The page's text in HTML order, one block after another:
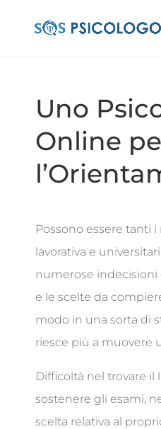
Uno
Online
Possono essere tanti
lavorativa e
numerose
e le scelte da
modo in una sorta di
riesce più a muovere
Difficoltà nel trovare il
sostenere gli esami,
scelta relativa al